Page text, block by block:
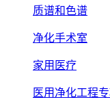
质谱和色谱
净化手术室
家用医疗
医用净化工程